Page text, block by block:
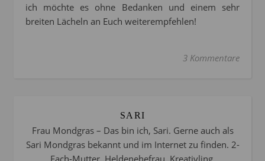
ich möchte es ohne Bedanken und einem sehr
breiten Lächeln an Euch weiterempfehlen!
3 Kommentare
SARI
Frau Mondgras – Das bin ich, Sari. Gerne auch als
Sari Mondgras bekannt und im Internet zu finden. 2-